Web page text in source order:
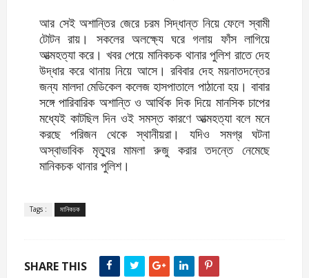
আর সেই অশান্তির জেরে চরম সিদ্ধান্ত নিয়ে ফেলে স্বামী
টোটন রায়। সকলের অলক্ষ্যে ঘরে গলায় ফাঁস লাগিয়ে
আত্মহত্যা করে। খবর পেয়ে মানিকচক থানার পুলিশ রাতে দেহ
উদ্ধার করে থানায় নিয়ে আসে। রবিবার দেহ ময়নাতদন্তের
জন্য মালদা মেডিকেল কলেজ হাসপাতালে পাঠানো হয়। বাবার
সঙ্গে পারিবারিক অশান্তি ও আর্থিক দিক দিয়ে মানসিক চাপের
মধ্যেই কাটছিল দিন ওই সমস্ত কারণে আত্মহত্যা বলে মনে
করছে পরিজন থেকে স্থানীয়রা। যদিও সমগ্র ঘটনা
অস্বাভাবিক মৃত্যুর মামলা রুজু করার তদন্তে নেমেছে
মানিকচক থানার পুলিশ।
Tags : মানিকচক
SHARE THIS